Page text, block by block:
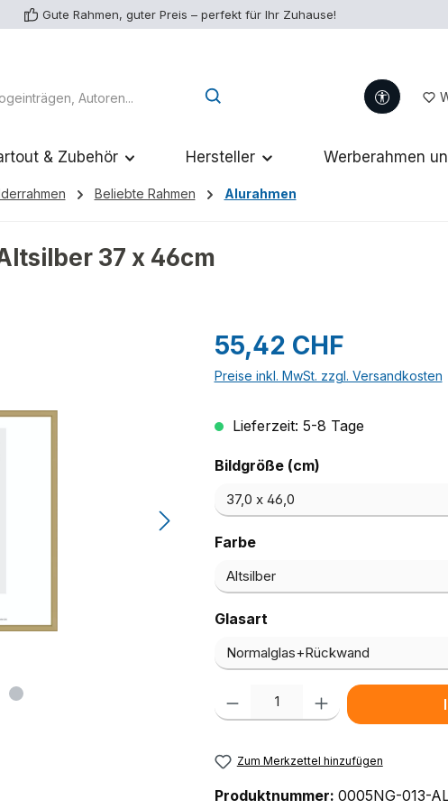
Gute Rahmen, guter Preis – perfekt für Ihr Zuhause!
& Zubehör Hersteller Werberahmen
Beliebte Rahmen Alurahmen
37 x 46cm
Regulärer Preis:
55,42 CHF
Preise inkl. MwSt. zzgl. Versandkosten
Lieferzeit: 5-8 Tage
Bildgröße (cm)auswählen
Farbeauswählen
Glasartauswählen
Produkt Anzahl: Gib den
Zum Merkzettel hinzufügen
Produktnummer: 0005NG-013-